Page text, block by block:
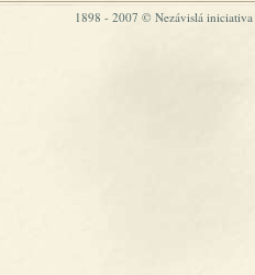
1898 - 2007 © Nezávislá